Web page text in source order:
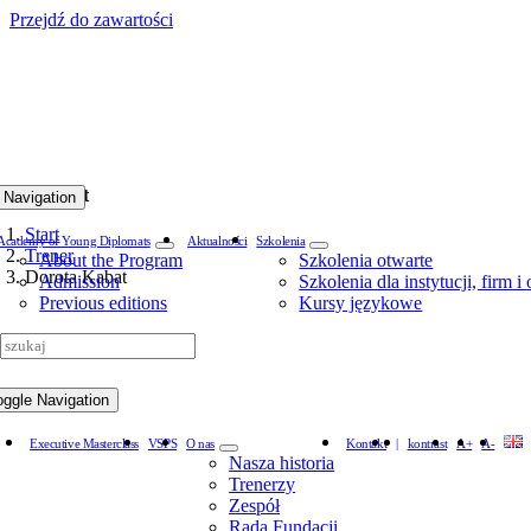
Przejdź do zawartości
Navigation
of Young Diplomats
About the Program
Admission
Previous editions
Aktualności Szkolenia
Szkolenia otwarte
Szkolenia dla instytucji, firm i
Kursy językowe
Navigation
Executive Masterclass VSPS O nas
Nasza historia
Trenerzy
Zespół
Rada Fundacji
Kontakt | kontrast A+ A-
Kabat
Start
Trener
Dorota Kabat